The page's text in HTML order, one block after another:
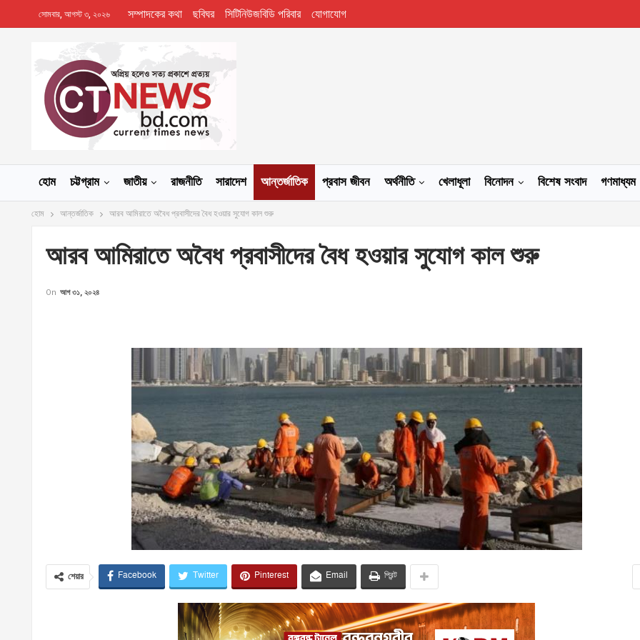
সোমবার, আগস্ট ৩, ২০২৬ সম্পাদকের কথা ছবিঘর সিটিনিউজবিডি পরিবার যোগাযোগ
হোম চট্টগ্রাম জাতীয় রাজনীতি সারাদেশ আন্তর্জাতিক প্রবাস জীবন অর্থনীতি খেলাধূলা বিনোদন বিশেষ সংবাদ গণমাধ্যম
হোম আন্তর্জাতিক আরব আমিরাতে অবৈধ প্রবাসীদের বৈধ হওয়ার সুযোগ কাল শুরু
আরব আমিরাতে অবৈধ প্রবাসীদের বৈধ হওয়ার সুযোগ কাল শুরু
On আগ ৩১, ২০২৪
শেয়ার Facebook Twitter Pinterest Email প্রিন্ট